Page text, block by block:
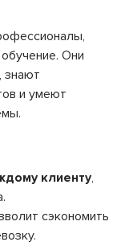
Они
знают
и умеют
клиенту,
сэкономить